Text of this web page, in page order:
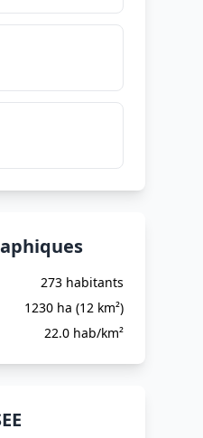
273 habitants
1230 ha (12 km²)
22.0 hab/km²